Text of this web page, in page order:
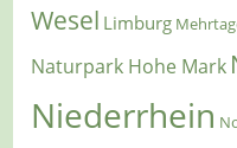
Wesel Limburg
Naturpark Hohe Mark
Niederrhein